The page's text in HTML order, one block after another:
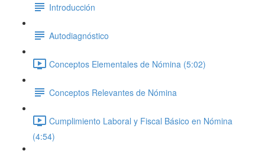
Introducción
Autodiagnóstico
Conceptos Elementales de Nómina (5:02)
Conceptos Relevantes de Nómina
Cumplimiento Laboral y Fiscal Básico en Nómina
(4:54)